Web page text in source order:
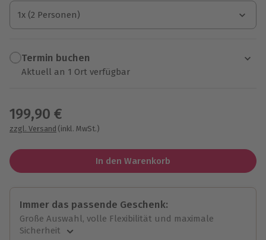
1x (2 Personen)
1x (2 Personen)
1x (2 Personen)
Termin buchen
Aktuell an 1 Ort verfügbar
199,90 €
zzgl. Versand (inkl. MwSt.)
In den Warenkorb
Immer das passende Geschenk:
Große Auswahl, volle Flexibilität und maximale
Sicherheit